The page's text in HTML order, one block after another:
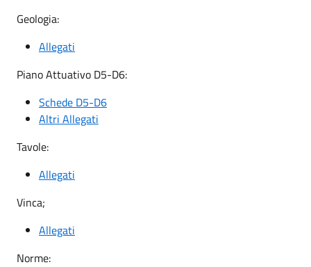
Geologia:
Allegati
Piano Attuativo D5-D6:
Schede D5-D6
Altri Allegati
Tavole:
Allegati
Vinca;
Allegati
Norme: